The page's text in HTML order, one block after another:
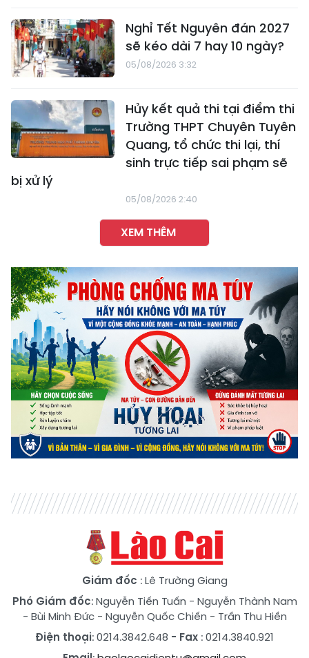
Nghỉ Tết Nguyên đán 2027
sẽ kéo dài 7 hay 10 ngày?
05/08/2026 3:32
Hủy kết quả thi tại điểm thi
Trường THPT Chuyên Tuyên
Quang, tổ chức thi lại, thí
sinh trực tiếp sai phạm sẽ
bị xử lý
05/08/2026 2:40
XEM THÊM
Giám đốc : Lê Trường Giang
Phó Giám đốc:Nguyễn Tiến Tuấn - Nguyễn Thành Nam
- Bùi Minh Đức- Nguyễn Quốc Chiến - Trần Thu Hiền
Điện thoại: 0214.3842.648 - Fax : 0214.3840.921